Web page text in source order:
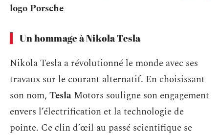
logo Porsche
Un hommage à Nikola Tesla
Nikola Tesla a révolutionné le monde avec ses
travaux sur le courant alternatif. En choisissant
son nom, Tesla Motors souligne son engagement
envers l’électrification et la technologie de
pointe. Ce clin d’œil au passé scientifique se